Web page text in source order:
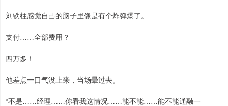
刘铁柱感觉自己的脑子里像是有个炸弹爆了。
支付……全部费用？
四万多！
他差点一口气没上来，当场晕过去。
“不是……经理……你看我这情况……能不能……能不能通融一